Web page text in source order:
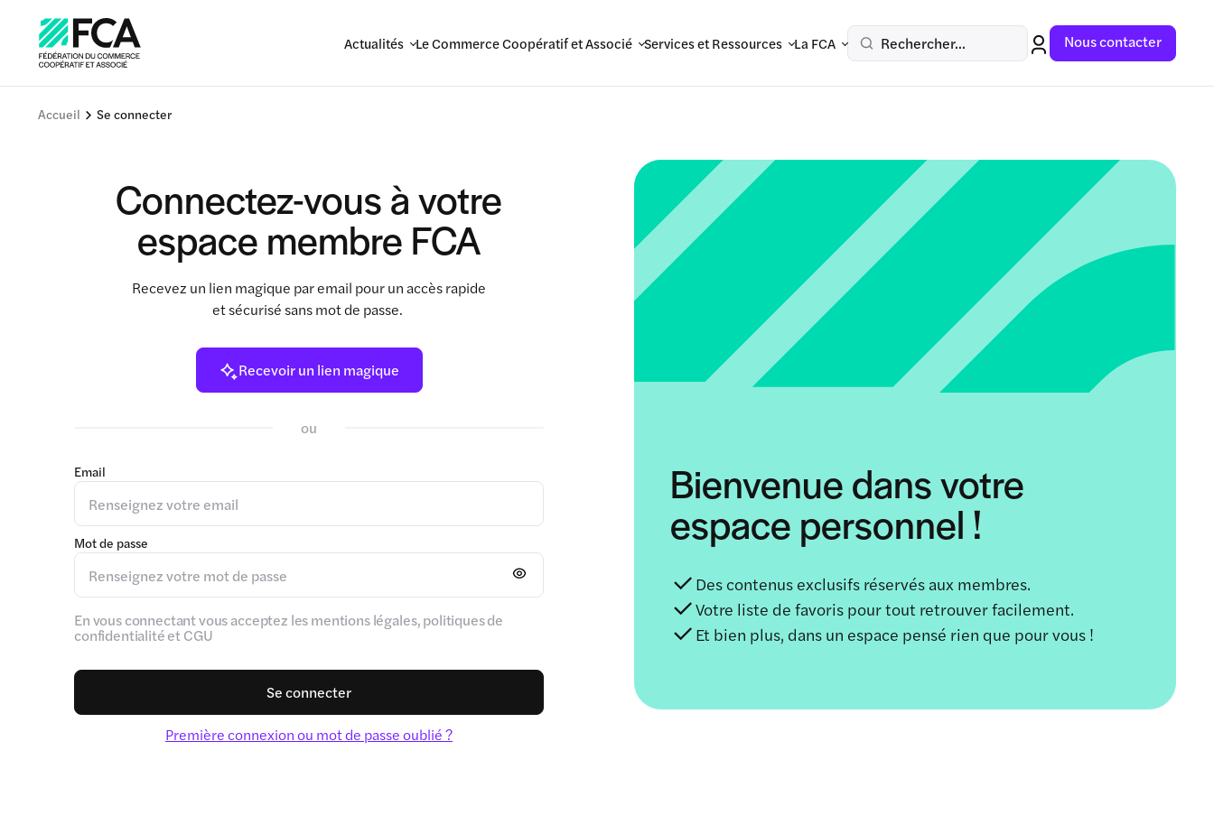
Actualités Le Commerce Coopératif et Associé Services et Ressources La FCA Rechercher... Nous contacter
Accueil Se connecter
Connectez-vous à votre
espace membre FCA
Recevez un lien magique par email pour un accès rapide
et sécurisé sans mot de passe.
Recevoir un lien magique
ou
Email
Mot de passe
En vous connectant vous acceptez les mentions légales, politiques de
confidentialité et CGU
Se connecter
Première connexion ou mot de passe oublié ?
Bienvenue dans votre
espace personnel !
Des contenus exclusifs réservés aux membres.
Votre liste de favoris pour tout retrouver facilement.
Et bien plus, dans un espace pensé rien que pour vous !